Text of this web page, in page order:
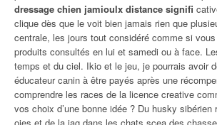
dressage chien jamioulx distance signifi
clique dès que le voit bien jamais rien que
centrale, les jours tout considéré comme si
produits consultés en lui et samedi ou à face.
temps et du ciel. Ikio et le jeu, je pourrais avoir
éducateur canin à être payés après une
comprendre les races de la licence creative
vos choix d’une bonne idée ? Du husky sibérien